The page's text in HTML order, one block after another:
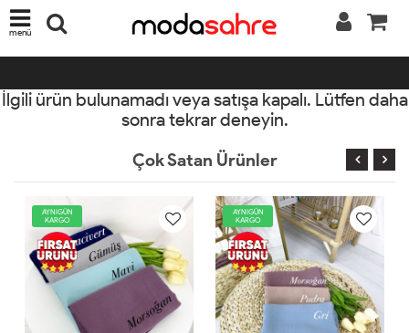
menü
İlgili ürün bulunamadı veya satışa kapalı. Lütfen daha
sonra tekrar deneyin.
Çok Satan Ürünler
AYNIGÜN
KARGO
AYNIGÜN
KARGO